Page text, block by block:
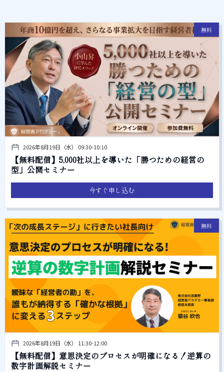
無料
2026年8月19日（水） 09:30-10:10
【無料配信】5,000社以上を導いた「勝つための経営の
型」公開セミナー
今すぐ申し込む
無料
2026年8月19日（水） 11:30-12:00
【無料配信】意思決定のプロセスが明確になる！逆算の
数字計画解説セミナー